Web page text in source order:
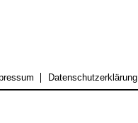
Datenschutzerklärung